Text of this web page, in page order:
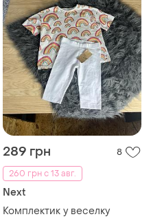
289 грн
8
260 грн с 13 авг.
Next
Комплектик у веселку